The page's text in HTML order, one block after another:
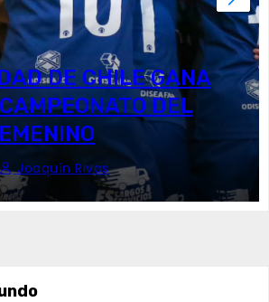
DE CHILE GANA
DEL
Joaquín Rivas